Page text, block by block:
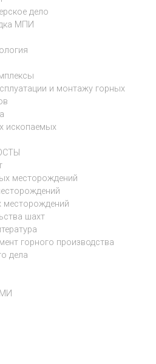
дело
МПИ
и монтажу горных
ископаемых
месторождений
месторождений
шахт
горного производства
дела